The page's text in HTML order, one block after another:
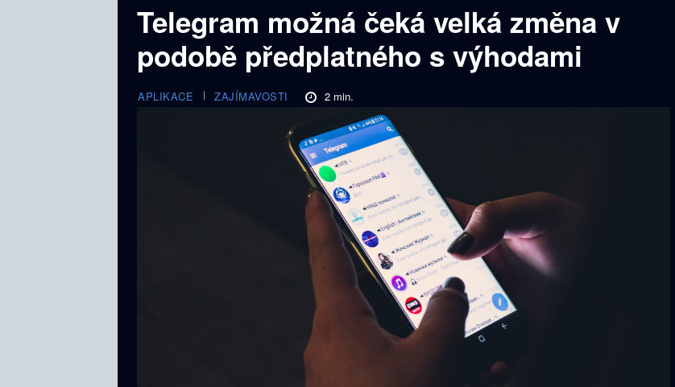
Telegram možná čeká velká změna v
podobě předplatného s výhodami
APLIKACE ZAJÍMAVOSTI 2min.